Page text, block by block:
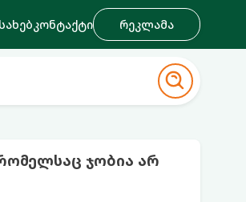
კონტაქტი რეკლამა
ჯობია არ